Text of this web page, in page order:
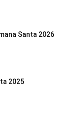
Santa 2026
2025